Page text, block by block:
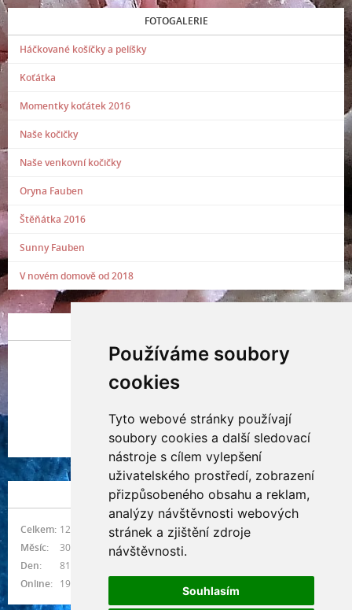
Používáme soubory
cookies
Tyto webové stránky používají
soubory cookies a další sledovací
nástroje s cílem vylepšení
uživatelského prostředí, zobrazení
přizpůsobeného obsahu a reklam,
analýzy návštěvnosti webových
stránek a zjištění zdroje
návštěvnosti.
Souhlasím
FOTOGALERIE
Háčkované košíčky a pelíšky
Koťátka
Momentky koťátek 2016
Naše kočičky
Naše venkovní kočičky
Oryna Fauben
Štěňátka 2016
Sunny Fauben
V novém domově od 2018
Indianna Ryve
Nostra, CZ
NÁVŠTĚVNOST
Online: 19
Celkem: 1217168
Měsíc:
30924
Den:
811